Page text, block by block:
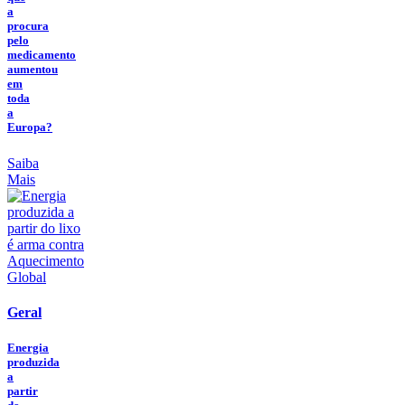
a
procura
pelo
medicamento
aumentou
em
toda
a
Europa?
Saiba
Mais
Geral
Energia
produzida
a
partir